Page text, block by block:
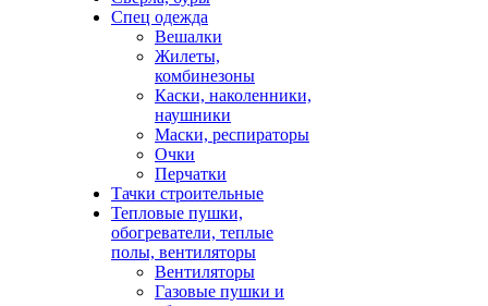
Спец одежда
Вешалки
Жилеты,
комбинезоны
Каски, наколенники,
наушники
Маски, респираторы
Очки
Перчатки
Тачки строительные
Тепловые пушки,
обогреватели, теплые
полы, вентиляторы
Вентиляторы
Газовые пушки и